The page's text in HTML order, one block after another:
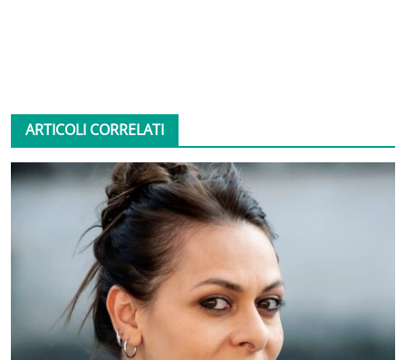
ARTICOLI CORRELATI